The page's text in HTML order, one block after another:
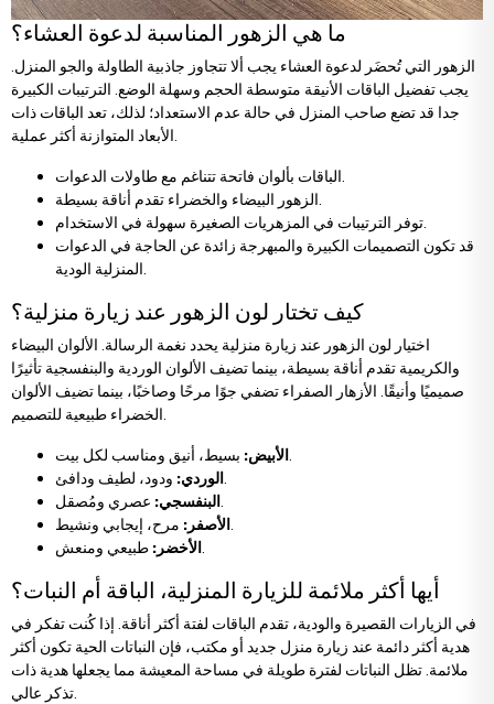
ما هي الزهور المناسبة لدعوة العشاء؟
الزهور التي تُحضَر لدعوة العشاء يجب ألا تتجاوز جاذبية الطاولة والجو المنزل.
يجب تفضيل الباقات الأنيقة متوسطة الحجم وسهلة الوضع. الترتيبات الكبيرة
جدا قد تضع صاحب المنزل في حالة عدم الاستعداد؛ لذلك، تعد الباقات ذات
الأبعاد المتوازنة أكثر عملية.
الباقات بألوان فاتحة تتناغم مع طاولات الدعوات.
الزهور البيضاء والخضراء تقدم أناقة بسيطة.
توفر الترتيبات في المزهريات الصغيرة سهولة في الاستخدام.
قد تكون التصميمات الكبيرة والمبهرجة زائدة عن الحاجة في الدعوات
المنزلية الودية.
كيف تختار لون الزهور عند زيارة منزلية؟
اختيار لون الزهور عند زيارة منزلية يحدد نغمة الرسالة. الألوان البيضاء
والكريمية تقدم أناقة بسيطة، بينما تضيف الألوان الوردية والبنفسجية تأثيرًا
صميميًا وأنيقًا. الأزهار الصفراء تضفي جوًا مرحًا وصاخبًا، بينما تضيف الألوان
الخضراء طبيعية للتصميم.
الأبيض:بسيط، أنيق ومناسب لكل بيت.
الوردي:ودود، لطيف ودافئ.
البنفسجي:عصري ومُصقل.
الأصفر:مرح، إيجابي ونشيط.
الأخضر:طبيعي ومنعش.
أيها أكثر ملائمة للزيارة المنزلية، الباقة أم النبات؟
في الزيارات القصيرة والودية، تقدم الباقات لفتة أكثر أناقة. إذا كُنت تفكر في
هدية أكثر دائمة عند زيارة منزل جديد أو مكتب، فإن النباتات الحية تكون أكثر
ملائمة. تظل النباتات لفترة طويلة في مساحة المعيشة مما يجعلها هدية ذات
تذكر عالي.